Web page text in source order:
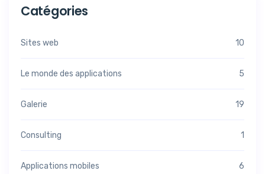
Catégories
Sites web 10
Le monde des applications 5
Galerie 19
Consulting 1
Applications mobiles 6